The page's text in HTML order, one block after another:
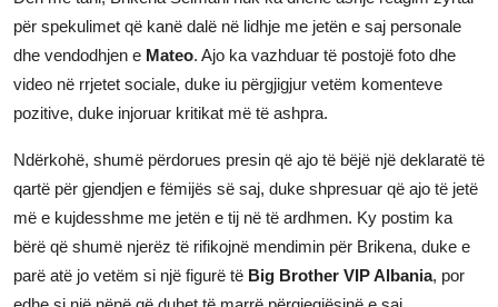
për spekulimet që kanë dalë në lidhje me jetën e saj personale
dhe vendodhjen e Mateo. Ajo ka vazhduar të postojë foto dhe
video në rrjetet sociale, duke iu përgjigjur vetëm komenteve
pozitive, duke injoruar kritikat më të ashpra.
Ndërkohë, shumë përdorues presin që ajo të bëjë një deklaratë të
qartë për gjendjen e fëmijës së saj, duke shpresuar që ajo të jetë
më e kujdesshme me jetën e tij në të ardhmen. Ky postim ka
bërë që shumë njerëz të rifikojnë mendimin për Brikena, duke e
parë atë jo vetëm si një figurë të Big Brother VIP Albania, por